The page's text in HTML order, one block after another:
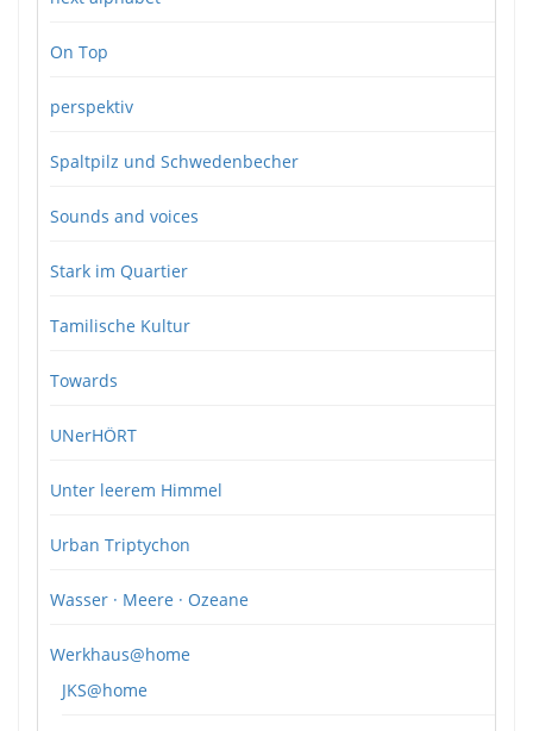
On Top
perspektiv
Spaltpilz und Schwedenbecher
Sounds and voices
Stark im Quartier
Tamilische Kultur
Towards
UNerHÖRT
Unter leerem Himmel
Urban Triptychon
Wasser · Meere · Ozeane
Werkhaus@home
JKS@home